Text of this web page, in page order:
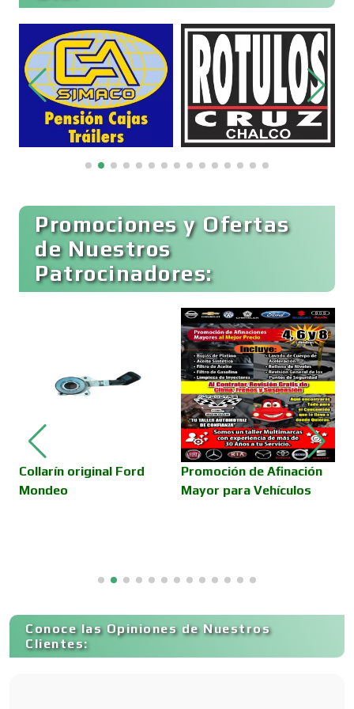
Belleza
Bordados y Estampados
Cafeterías
Cámaras de Comercio
Camiones para Fletes
Capacitación
Carnicerías
Promociones y Ofertas
de Nuestros
Patrocinadores:
Collarín original Ford
Mondeo
Promoción de Afinación
Mayor para Vehículos
Conoce las Opiniones de Nuestros
Clientes: